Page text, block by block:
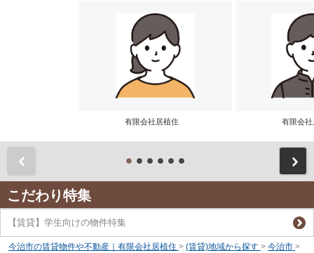
有限会社居植住 有限会
こだわり特集
【賃貸】学生向けの物件特集
今治市の賃貸物件や不動産｜有限会社居植住 > (賃貸)地域から探す > 今治市 >